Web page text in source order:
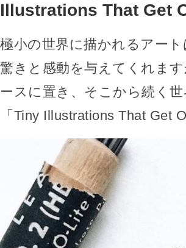
Illustrations That Get
極小の世界に描かれるアー
驚きと感動を与えてくれま
ースに置き、そこから続く
「Tiny Illustrations That Get